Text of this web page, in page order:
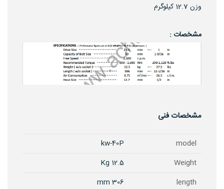
وزن 12.7 کیلوگرم
مشخصات :
مشخصات فنی
model
kw-40P
Weight
12.5 Kg
length
306 mm